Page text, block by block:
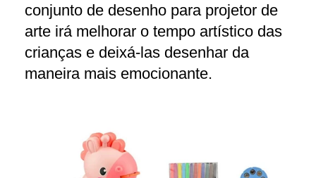
conjunto de desenho para projetor de
arte irá melhorar o tempo artístico das
crianças e deixá-las desenhar da
maneira mais emocionante.